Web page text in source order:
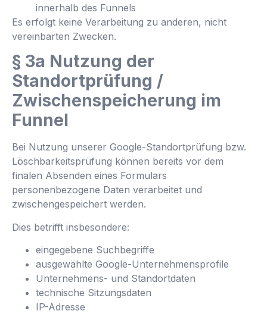
innerhalb des Funnels
Es erfolgt keine Verarbeitung zu anderen, nicht
vereinbarten Zwecken.
§ 3a Nutzung der
Standortprüfung /
Zwischenspeicherung im
Funnel
Bei Nutzung unserer Google-Standortprüfung bzw.
Löschbarkeitsprüfung können bereits vor dem
finalen Absenden eines Formulars
personenbezogene Daten verarbeitet und
zwischengespeichert werden.
Dies betrifft insbesondere:
eingegebene Suchbegriffe
ausgewählte Google-Unternehmensprofile
Unternehmens- und Standortdaten
technische Sitzungsdaten
IP-Adresse